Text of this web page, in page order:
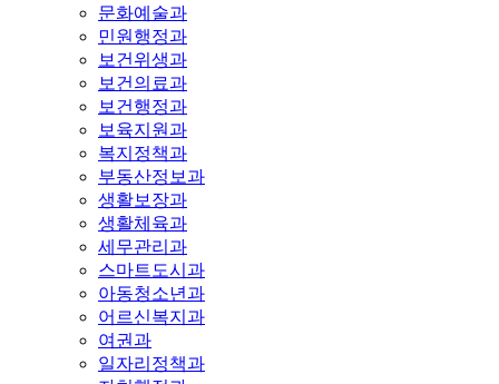
문화예술과
민원행정과
보건위생과
보건의료과
보건행정과
보육지원과
복지정책과
부동산정보과
생활보장과
생활체육과
세무관리과
스마트도시과
아동청소년과
어르신복지과
여권과
일자리정책과